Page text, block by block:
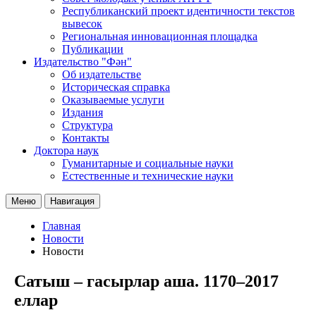
Республиканский проект идентичности текстов
вывесок
Региональная инновационная площадка
Публикации
Издательство "Фән"
Об издательстве
Историческая справка
Оказываемые услуги
Издания
Структура
Контакты
Доктора наук
Гуманитарные и социальные науки
Естественные и технические науки
Меню Навигация
Главная
Новости
Новости
Сатыш – гасырлар аша. 1170–2017
еллар